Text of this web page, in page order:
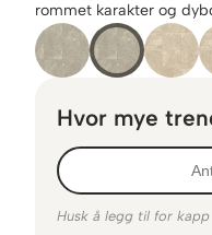
rommet karakter og
Hvor mye
Husk å legg til for kapp